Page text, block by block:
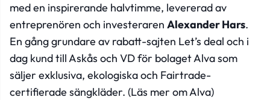
med en inspirerande halvtimme, levererad av
entreprenören och investeraren Alexander Hars.
En gång grundare av rabatt-sajten Let’s deal och i
dag kund till Askås och VD för bolaget Alva som
säljer exklusiva, ekologiska och Fairtrade-
certifierade sängkläder. (Läs mer om Alva)